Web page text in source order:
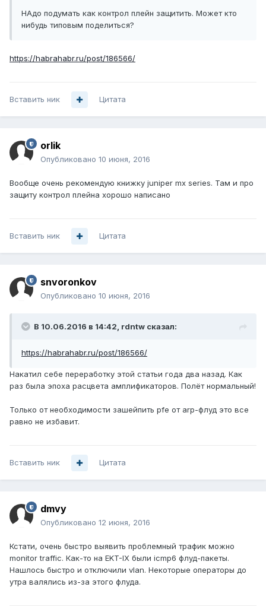
НАдо подумать как контрол плейн защитить. Может кто
нибудь типовым поделиться?
https://habrahabr.ru/post/186566/
Вставить ник Цитата
orlik
Опубликовано 10 июня, 2016
Вообще очень рекомендую книжку juniper mx series. Там и про
защиту контрол плейна хорошо написано
Вставить ник Цитата
snvoronkov
Опубликовано 10 июня, 2016
В 10.06.2016 в 14:42, rdntw сказал:
https://habrahabr.ru/post/186566/
Накатил себе переработку этой статьи года два назад. Как
раз была эпоха расцвета амплификаторов. Полёт нормальный!
Только от необходимости зашейпить pfe от arp-флуд это все
равно не избавит.
Вставить ник Цитата
dmvy
Опубликовано 12 июня, 2016
Кстати, очень быстро выявить проблемный трафик можно
monitor traffic. Как-то на EKT-IX были icmp6 флуд-пакеты.
Нашлось быстро и отключили vlan. Некоторые операторы до
утра валялись из-за этого флуда.